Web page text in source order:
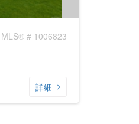
MLS® # 1006823
詳細